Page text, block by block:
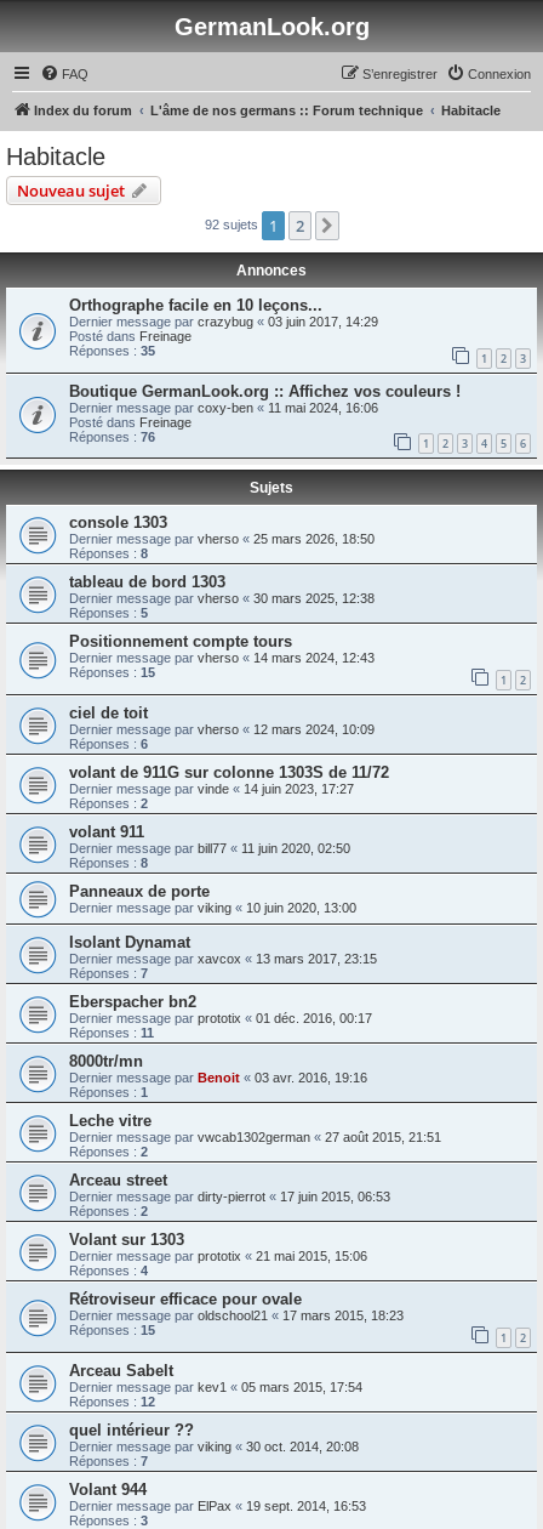
GermanLook.org
FAQ Connexion
S’enregistrer
Index du forum L'âme de nos germans :: Forum technique Habitacle
Habitacle
Nouveau sujet
92 sujets 1 2
Annonces
Orthographe facile en 10 leçons...
Dernier message par crazybug « 03 juin 2017, 14:29
Posté dans Freinage
Réponses : 35 1 2 3
Boutique GermanLook.org :: Affichez vos couleurs !
Dernier message par coxy-ben « 11 mai 2024, 16:06
Posté dans Freinage
Réponses : 76 1 2 3 4 5 6
Sujets
console 1303
Dernier message par vherso « 25 mars 2026, 18:50
Réponses : 8
tableau de bord 1303
Dernier message par vherso « 30 mars 2025, 12:38
Réponses : 5
Positionnement compte tours
Dernier message par vherso « 14 mars 2024, 12:43
Réponses : 15 1 2
ciel de toit
Dernier message par vherso « 12 mars 2024, 10:09
Réponses : 6
volant de 911G sur colonne 1303S de 11/72
Dernier message par vinde « 14 juin 2023, 17:27
Réponses : 2
volant 911
Dernier message par bill77 « 11 juin 2020, 02:50
Réponses : 8
Panneaux de porte
Dernier message par viking « 10 juin 2020, 13:00
Isolant Dynamat
Dernier message par xavcox « 13 mars 2017, 23:15
Réponses : 7
Eberspacher bn2
Dernier message par prototix « 01 déc. 2016, 00:17
Réponses : 11
8000tr/mn
Dernier message par Benoit « 03 avr. 2016, 19:16
Réponses : 1
Leche vitre
Dernier message par vwcab1302german « 27 août 2015, 21:51
Réponses : 2
Arceau street
Dernier message par dirty-pierrot « 17 juin 2015, 06:53
Réponses : 2
Volant sur 1303
Dernier message par prototix « 21 mai 2015, 15:06
Réponses : 4
Rétroviseur efficace pour ovale
Dernier message par oldschool21 « 17 mars 2015, 18:23
Réponses : 15 1 2
Arceau Sabelt
Dernier message par kev1 « 05 mars 2015, 17:54
Réponses : 12
quel intérieur ??
Dernier message par viking « 30 oct. 2014, 20:08
Réponses : 7
Volant 944
Dernier message par ElPax « 19 sept. 2014, 16:53
Réponses : 3